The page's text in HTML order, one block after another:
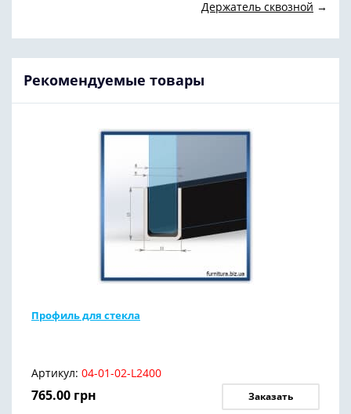
Держатель сквозной →
Рекомендуемые товары
Профиль для стекла
Артикул: 04-01-02-L2400
765.00 грн Заказать